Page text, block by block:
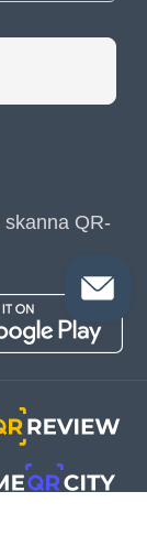
QR-